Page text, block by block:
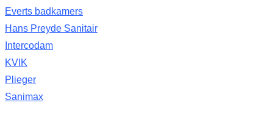
Everts badkamers
Hans Preyde Sanitair
Intercodam
KVIK
Plieger
Sanimax